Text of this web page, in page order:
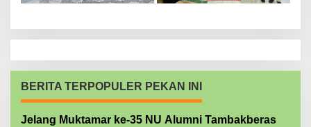
BERITA TERPOPULER PEKAN INI
Jelang Muktamar ke-35 NU Alumni Tambakberas